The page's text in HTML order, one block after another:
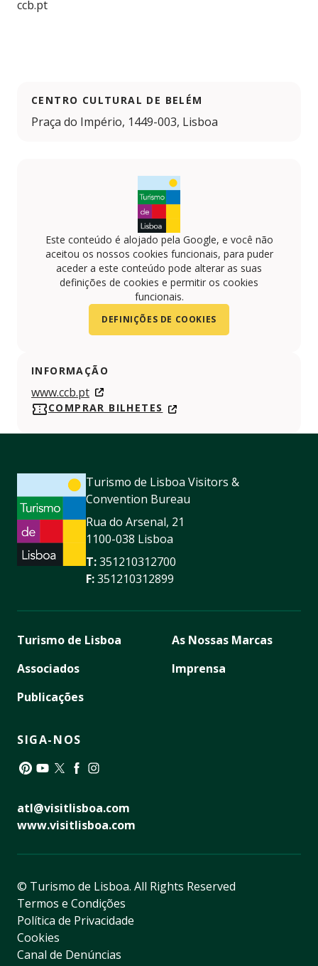
ccb.pt
CENTRO CULTURAL DE BELÉM
Praça do Império, 1449-003, Lisboa
Este conteúdo é alojado pela Google, e você não
aceitou os nossos cookies funcionais, para puder
aceder a este conteúdo pode alterar as suas
definições de cookies e permitir os cookies
funcionais.
DEFINIÇÕES DE COOKIES
INFORMAÇÃO
www.ccb.pt
COMPRAR BILHETES
Turismo de Lisboa Visitors &
Convention Bureau
Rua do Arsenal, 21
1100-038 Lisboa
T:351210312700
F:351210312899
Turismo de Lisboa
Associados
Publicações
As Nossas Marcas
Imprensa
SIGA-NOS
atl@visitlisboa.com
www.visitlisboa.com
© Turismo de Lisboa. All Rights Reserved
Termos e Condições
Política de Privacidade
Cookies
Canal de Denúncias